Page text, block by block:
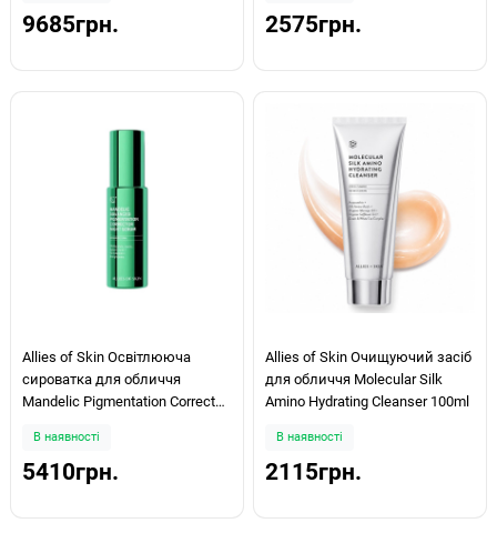
9685грн. 2575грн.
Allies of Skin Освітлююча
сироватка для обличчя
Mandelic Pigmentation Corrector
В наявності
5410грн.
Allies of Skin Очищуючий засіб
для обличчя Molecular Silk
Amino Hydrating Cleanser 100ml
В наявності
2115грн.